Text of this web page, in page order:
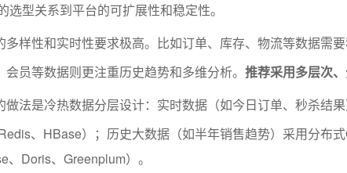
选型关系到平台的可扩展性和稳定性。
多样性和实时性要求极高。比如订单、库存、物流等数据需
员等数据则更注重历史趋势和多维分析。 推荐采用多层次
做法是冷热数据分层设计：实时数据（如今日订单、秒杀结
、HBase）；历史大数据（如半年销售趋势）采用分布
Doris、Greenplum）。